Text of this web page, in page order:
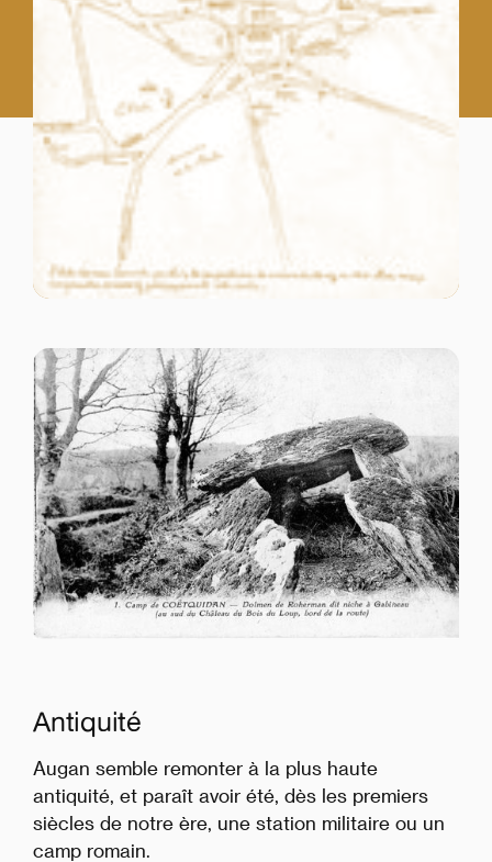
Antiquité
Augan semble remonter à la plus haute
antiquité, et paraît avoir été, dès les premiers
siècles de notre ère, une station militaire ou un
camp romain.